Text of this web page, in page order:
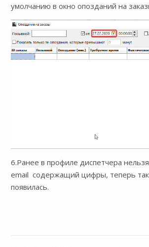
умолчанию в окно опозданий на
6.Ранее в профиле диспетчера
email содержащий цифры, теперь
появилась.